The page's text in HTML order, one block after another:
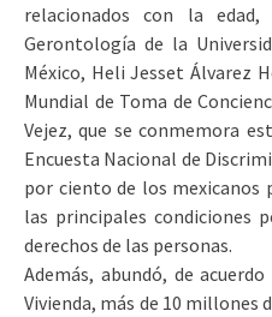
relacionados con la
Gerontología de la
México, Heli Jesset Álvarez
Mundial de Toma de
Vejez, que se conmemora
Encuesta Nacional de
por ciento de los mexicanos
las principales condiciones
derechos de las personas.
Además, abundó, de
Vivienda, más de 10 millones